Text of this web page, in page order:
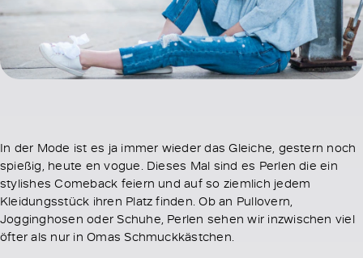
In der Mode ist es ja immer wieder das Gleiche, gestern noch
spießig, heute en vogue. Dieses Mal sind es Perlen die ein
stylishes Comeback feiern und auf so ziemlich jedem
Kleidungsstück ihren Platz finden. Ob an Pullovern,
Jogginghosen oder Schuhe, Perlen sehen wir inzwischen viel
öfter als nur in Omas Schmuckkästchen.